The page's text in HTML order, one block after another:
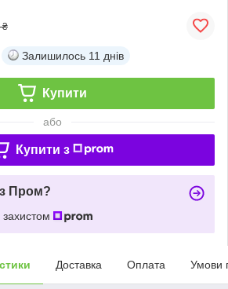
₴
Залишилось 11 днів
Купити
або
Купити з
Пром?
Доставка Оплата Умови